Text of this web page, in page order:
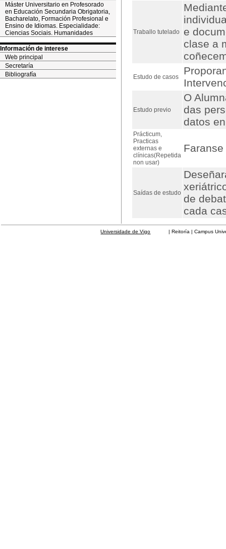
Máster Universitario en Profesorado
en Educación Secundaria Obrigatoria,
Bacharelato, Formación Profesional e
Ensino de Idiomas. Especialidade:
Ciencias Sociais. Humanidades
Información de interese
Web principal
Secretaría
Bibliografía
Traballo tutelado
e
clase a
Estudo de casos
Estudo previo
O
das
datos
Prácticum,
Practicas
externas e
clínicas(Repetida
non usar)
Saídas de estudo de
cada
Universidade de Vigo | Reitoría | Campus